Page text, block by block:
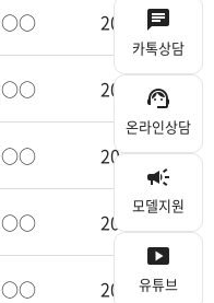
chat
카톡상담
support_agent
온라인상담
campaign
모델지원
smart_display
유튜브
○○ 2025-10-17
○○ 2025-09-15
○○ 2025-09-04
○○ 2025-08-07
○○ 2025-07-15